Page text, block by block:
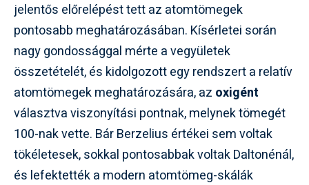
jelentős előrelépést tett az atomtömegek
pontosabb meghatározásában. Kísérletei során
nagy gondossággal mérte a vegyületek
összetételét, és kidolgozott egy rendszert a relatív
atomtömegek meghatározására, az oxigént
választva viszonyítási pontnak, melynek tömegét
100-nak vette. Bár Berzelius értékei sem voltak
tökéletesek, sokkal pontosabbak voltak Daltonénál,
és lefektették a modern atomtömeg-skálák